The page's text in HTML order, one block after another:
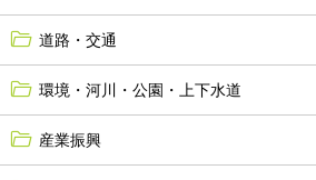
道路・交通
環境・河川・公園・上下水道
産業振興